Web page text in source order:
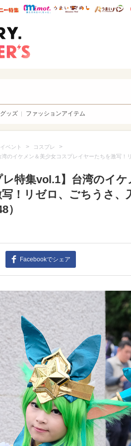
マ* ウレぴあ総研 ディズニー特集
mimot. うまいめし
ッズ ファッションアイテム
ベント > コスプレ >
湾のイケメン＆美少女コスプレイヤーたちを激写
レ特集vol.1】台湾のイ
！リゼロ、ごちうさ、
）
Facebookでシェア